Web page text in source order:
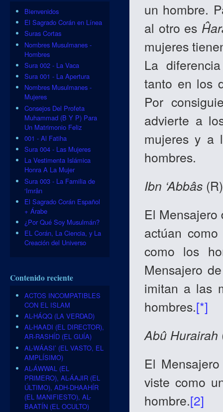
un hombre.
al otro es
mujeres
La
tanto en los
Por
advierte a
mujeres y a
hombres.
Ibn ‘Abbâs
El
actúan
como los
Mensajero
imitan a las
hombres.[*]
Abû Hurairah
El
viste como
hombre.[2]
Bienvenidos
El Sagrado Corán en Línea
Suras Cortas
Nombres Musulmanes -
Hombres
Sura 002 - La Vaca
Sura 001 - La Apertura
Nombres Musulmanes -
Mujeres
Consejos Del Profeta
Muhammad (B Y P) Para
Un Matrimonio Feliz
001 - Al Fatiha
Sura 004 - Las Mujeres
La Vestimenta Islámica
Honra A La Mujer
Sura 003 - La Familia de
‘Imrân
El Sagrado Corán Español
+ Árabe
¿Por Qué Soy Musulmán?
EL Corán, La Ciencia, y La
Creación del Universo
Contenido reciente
ACTOS INCOMPATIBLES
CON EL ISLAM
AL-HÁQQ (LA VERDAD)
AL-HAADI (EL DIRECTOR),
AR-RASHÍD (EL GUÍA)
AL-WÁASI’ (EL VASTO, EL
AMPLÍSIMO)
AL-ÁWWAL (EL
PRIMERO), AL-ÁAJIR (EL
ÚLTIMO), ADH-DHAAHÍR
(EL MANIFIESTO), AL-
BAATÍN (EL OCULTO)